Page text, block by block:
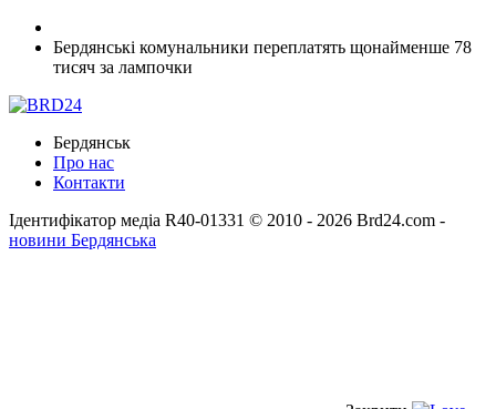
Бердянські комунальники переплатять щонайменше 78
тисяч за лампочки
Бердянськ
Про нас
Контакти
Ідентифікатор медіа R40-01331 © 2010 - 2026 Brd24.com -
новини Бердянська